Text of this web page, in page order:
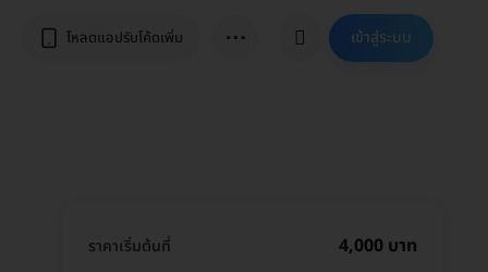
โหลดแอปรับโค้ดเพิ่ม ⋯ เข้าสู่ระบบ
ราคาเริ่มต้นที่ 4,000 บาท